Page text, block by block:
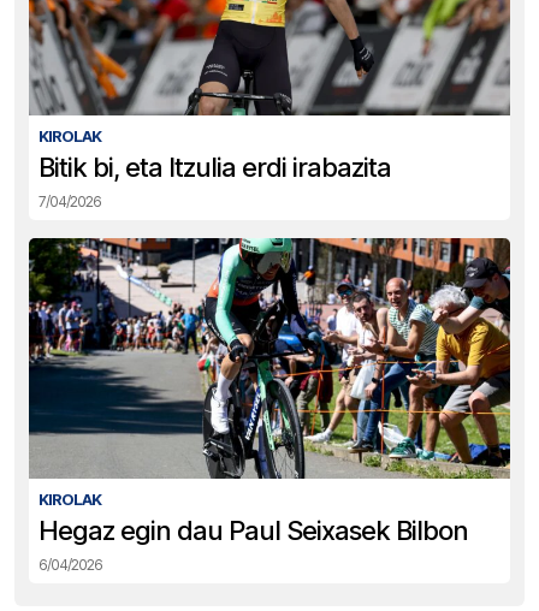
KIROLAK
Bitik bi, eta Itzulia erdi irabazita
7/04/2026
KIROLAK
Hegaz egin dau Paul Seixasek Bilbon
6/04/2026